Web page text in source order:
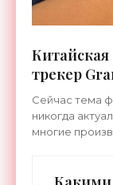
Китайская
трекер
Сейчас тема
никогда
многие